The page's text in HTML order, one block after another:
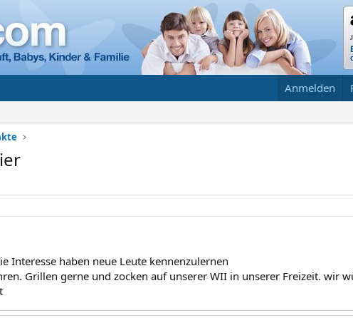
Anmelden
Interesse haben neue Leute kennenzulernen
Grillen gerne und zocken auf unserer WII in unserer Freizeit. wir